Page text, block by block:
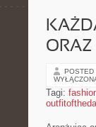
POSTED
Tagi: